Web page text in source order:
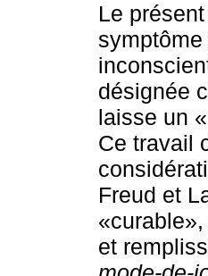
Le
désignée
laisse un
Ce travail
Freud et
et